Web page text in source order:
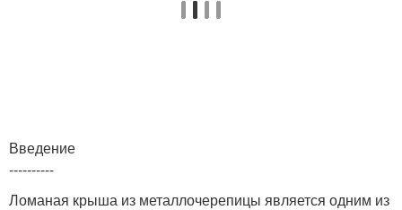
Введение
----------
Ломаная крыша из металлочерепицы является одним из